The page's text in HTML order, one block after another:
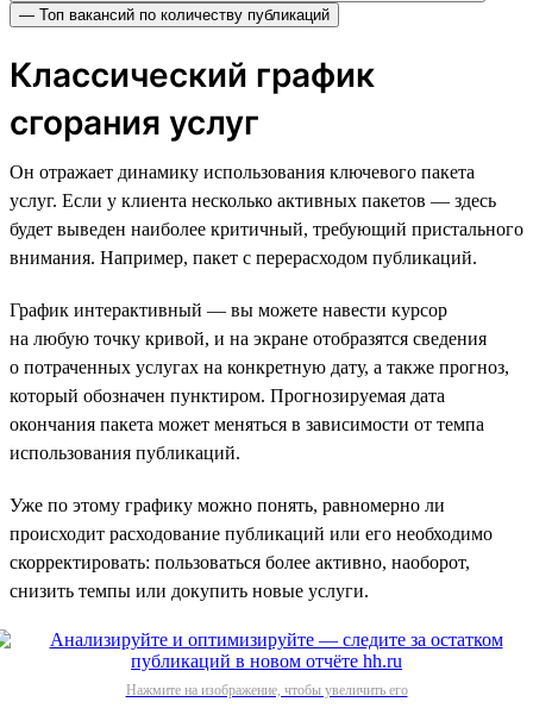
— Топ вакансий по количеству публикаций
Классический график
сгорания услуг
Он отражает динамику использования ключевого пакета
услуг. Если у клиента несколько активных пакетов — здесь
будет выведен наиболее критичный, требующий пристального
внимания. Например, пакет с перерасходом публикаций.
График интерактивный — вы можете навести курсор
на любую точку кривой, и на экране отобразятся сведения
о потраченных услугах на конкретную дату, а также прогноз,
который обозначен пунктиром. Прогнозируемая дата
окончания пакета может меняться в зависимости от темпа
использования публикаций.
Уже по этому графику можно понять, равномерно ли
происходит расходование публикаций или его необходимо
скорректировать: пользоваться более активно, наоборот,
снизить темпы или докупить новые услуги.
Нажмите на изображение, чтобы увеличить его